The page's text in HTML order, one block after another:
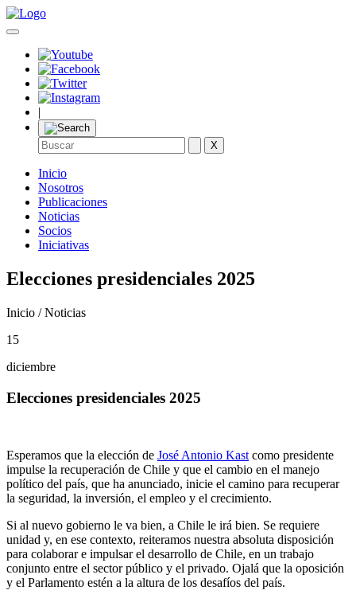
|
X
Inicio
Nosotros
Publicaciones
Noticias
Socios
Iniciativas
Elecciones presidenciales 2025
Inicio / Noticias
15
diciembre
Elecciones presidenciales 2025
Esperamos que la elección de José Antonio Kast como presidente
impulse la recuperación de Chile y que el cambio en el manejo
político del país, que ha anunciado, inicie el camino para recuperar
la seguridad, la inversión, el empleo y el crecimiento.
Si al nuevo gobierno le va bien, a Chile le irá bien. Se requiere
unidad y, en ese contexto, reiteramos nuestra absoluta disposición
para colaborar e impulsar el desarrollo de Chile, en un trabajo
conjunto entre el sector público y el privado. Ojalá que la oposición
y el Parlamento estén a la altura de los desafíos del país.